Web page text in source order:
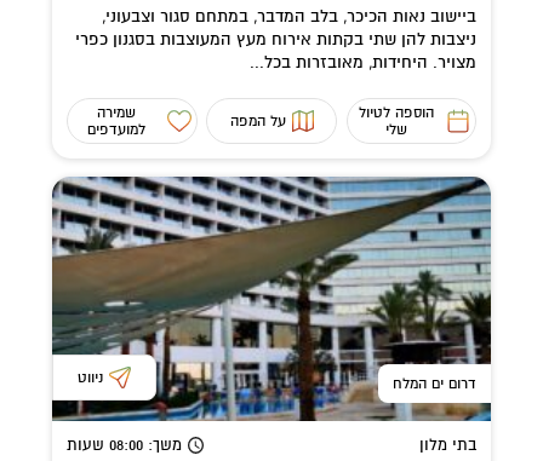
ביישוב נאות הכיכר, בלב המדבר, במתחם סגור וצבעוני,
ניצבות להן שתי בקתות אירוח מעץ המעוצבות בסגנון כפרי
מצויר. היחידות, מאובזרות בכל...
הוספה לטיול
שלי
על המפה
שמירה
למועדפים
דרום ים המלח ניווט
בתי מלון משך: 08:00 שעות